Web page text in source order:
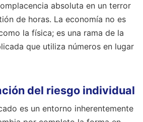
absoluta en un terror
de horas. La economía no es
la física; es una rama de la
que utiliza números en lugar
del riesgo individual
es un entorno inherentemente